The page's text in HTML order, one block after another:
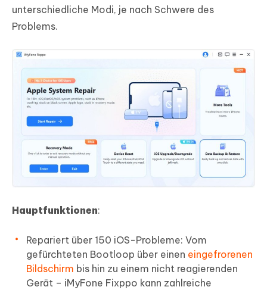
unterschiedliche Modi, je nach Schwere des
Problems.
Hauptfunktionen:
Repariert über 150 iOS-Probleme: Vom
gefürchteten Bootloop über einen eingefrorenen
Bildschirm bis hin zu einem nicht reagierenden
Gerät – iMyFone Fixppo kann zahlreiche